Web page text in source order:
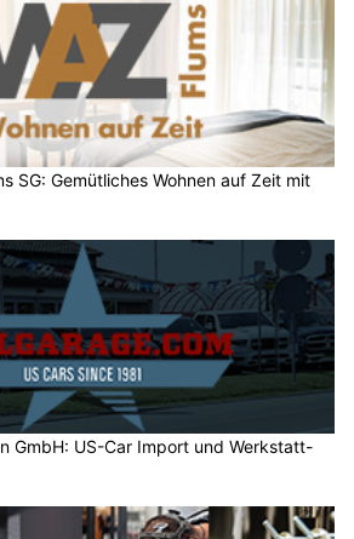
SG: Gemütliches Wohnen auf Zeit mit
GmbH: US-Car Import und Werkstatt-